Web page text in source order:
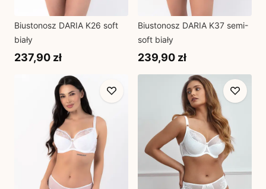
Biustonosz DARIA K26 soft
biały
237,90 zł
Biustonosz DARIA K37 semi-
soft biały
239,90 zł